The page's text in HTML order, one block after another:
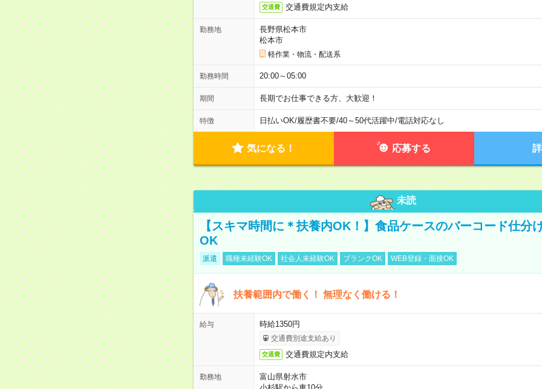
交通費 交通費規定内支給
勤務地
長野県松本市
松本市
軽作業・物流・配送系
勤務時間 20:00～05:00
期間 長期でお仕事できる方、大歓迎！
特徴 日払いOK/履歴書不要/40～50代活躍中/電話対応なし
気になる！ 応募する
未読
【スキマ時間に＊扶養内OK！】食品ケースのバーコード仕分
OK
派遣 職種未経験OK 社会人未経験OK ブランクOK WEB登録・面接OK
扶養範囲内で働く！ 無理なく働ける！
給与 時給1350円
交通費別途支給あり
交通費 交通費規定内支給
勤務地
富山県射水市